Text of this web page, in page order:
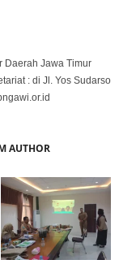
Daerah Jawa Timur
: di Jl. Yos Sudarso
AUTHOR